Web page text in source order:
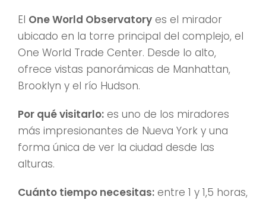
El One World Observatory es el mirador
ubicado en la torre principal del complejo, el
One World Trade Center. Desde lo alto,
ofrece vistas panorámicas de Manhattan,
Brooklyn y el río Hudson.
Por qué visitarlo: es uno de los miradores
más impresionantes de Nueva York y una
forma única de ver la ciudad desde las
alturas.
Cuánto tiempo necesitas: entre 1 y 1,5 horas,